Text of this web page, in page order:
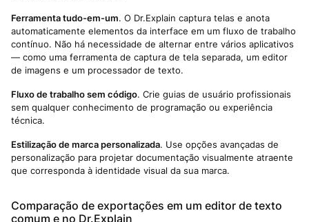
Ferramenta tudo-em-um. O Dr.Explain captura telas e anota
automaticamente elementos da interface em um fluxo de trabalho
contínuo. Não há necessidade de alternar entre vários aplicativos
— como uma ferramenta de captura de tela separada, um editor
de imagens e um processador de texto.
Fluxo de trabalho sem código. Crie guias de usuário profissionais
sem qualquer conhecimento de programação ou experiência
técnica.
Estilização de marca personalizada. Use opções avançadas de
personalização para projetar documentação visualmente atraente
que corresponda à identidade visual da sua marca.
Comparação de exportações em um editor de texto
comum e no Dr.Explain